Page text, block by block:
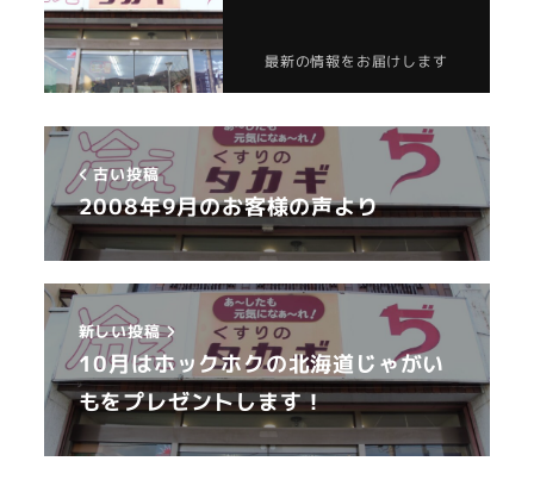
最新の情報をお届けします
古い投稿
2008年9月のお客様の声より
新しい投稿
10月はホックホクの北海道じゃがい
もをプレゼントします！